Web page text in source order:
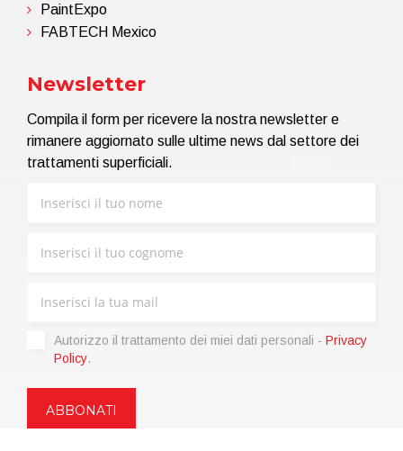
PaintExpo
FABTECH Mexico
Newsletter
Compila il form per ricevere la nostra newsletter e
rimanere aggiornato sulle ultime news dal settore dei
trattamenti superficiali.
Autorizzo il trattamento dei miei dati personali - Privacy
Policy.